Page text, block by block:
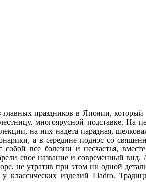
праздников в Японии, который
многоярусной подставке. На
на них надета парадная,
а в середине поднос со
все болезни и несчастья,
свое название и современный вид.
не утратив при этом ни одной
классических изделий Lladro.